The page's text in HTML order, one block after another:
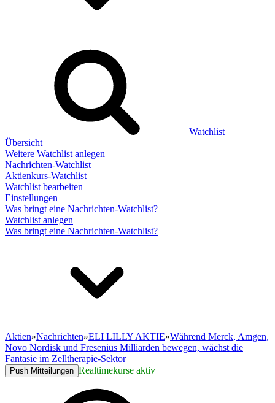
Watchlist
Übersicht
Weitere Watchlist anlegen
Nachrichten-Watchlist
Aktienkurs-Watchlist
Watchlist bearbeiten
Einstellungen
Was bringt eine Nachrichten-Watchlist?
Watchlist anlegen
Was bringt eine Nachrichten-Watchlist?
Aktien»Nachrichten»ELI LILLY AKTIE»Während Merck, Amgen,
Novo Nordisk und Fresenius Milliarden bewegen, wächst die
Fantasie im Zelltherapie-Sektor
Push Mitteilungen Realtimekurse aktiv